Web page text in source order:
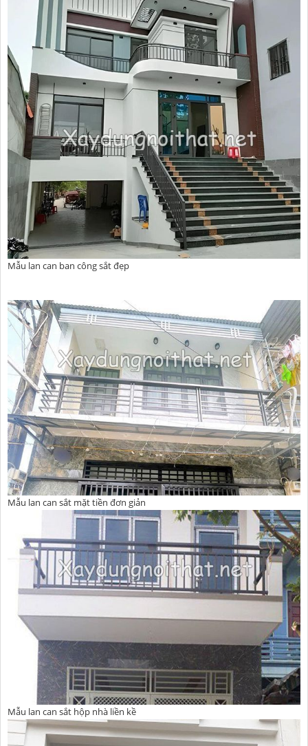
Mẫu lan can ban công sắt đẹp
Mẫu lan can sắt mặt tiền đơn giản
Mẫu lan can sắt hộp nhà liền kề